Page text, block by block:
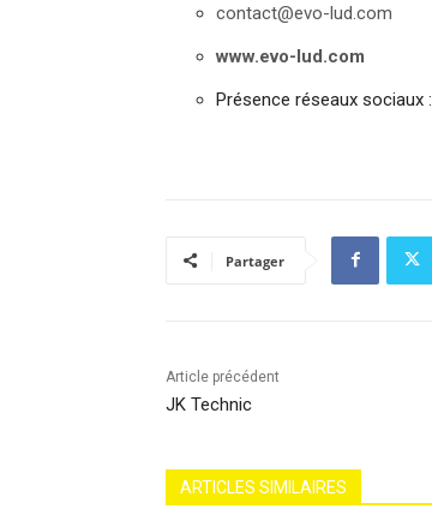
contact@evo-lud.com
www.evo-lud.com
Présence réseaux sociaux :
Partager
Article précédent
JK Technic
ARTICLES SIMILAIRES